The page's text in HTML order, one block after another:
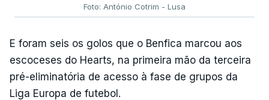
Foto: António Cotrim - Lusa
E foram seis os golos que o Benfica marcou aos
escoceses do Hearts, na primeira mão da terceira
pré-eliminatória de acesso à fase de grupos da
Liga Europa de futebol.